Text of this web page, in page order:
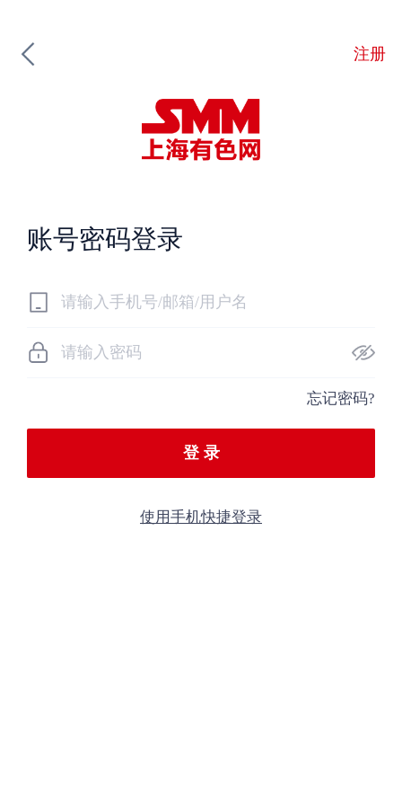
注册
账号密码登录
忘记密码?
登 录
使用手机快捷登录